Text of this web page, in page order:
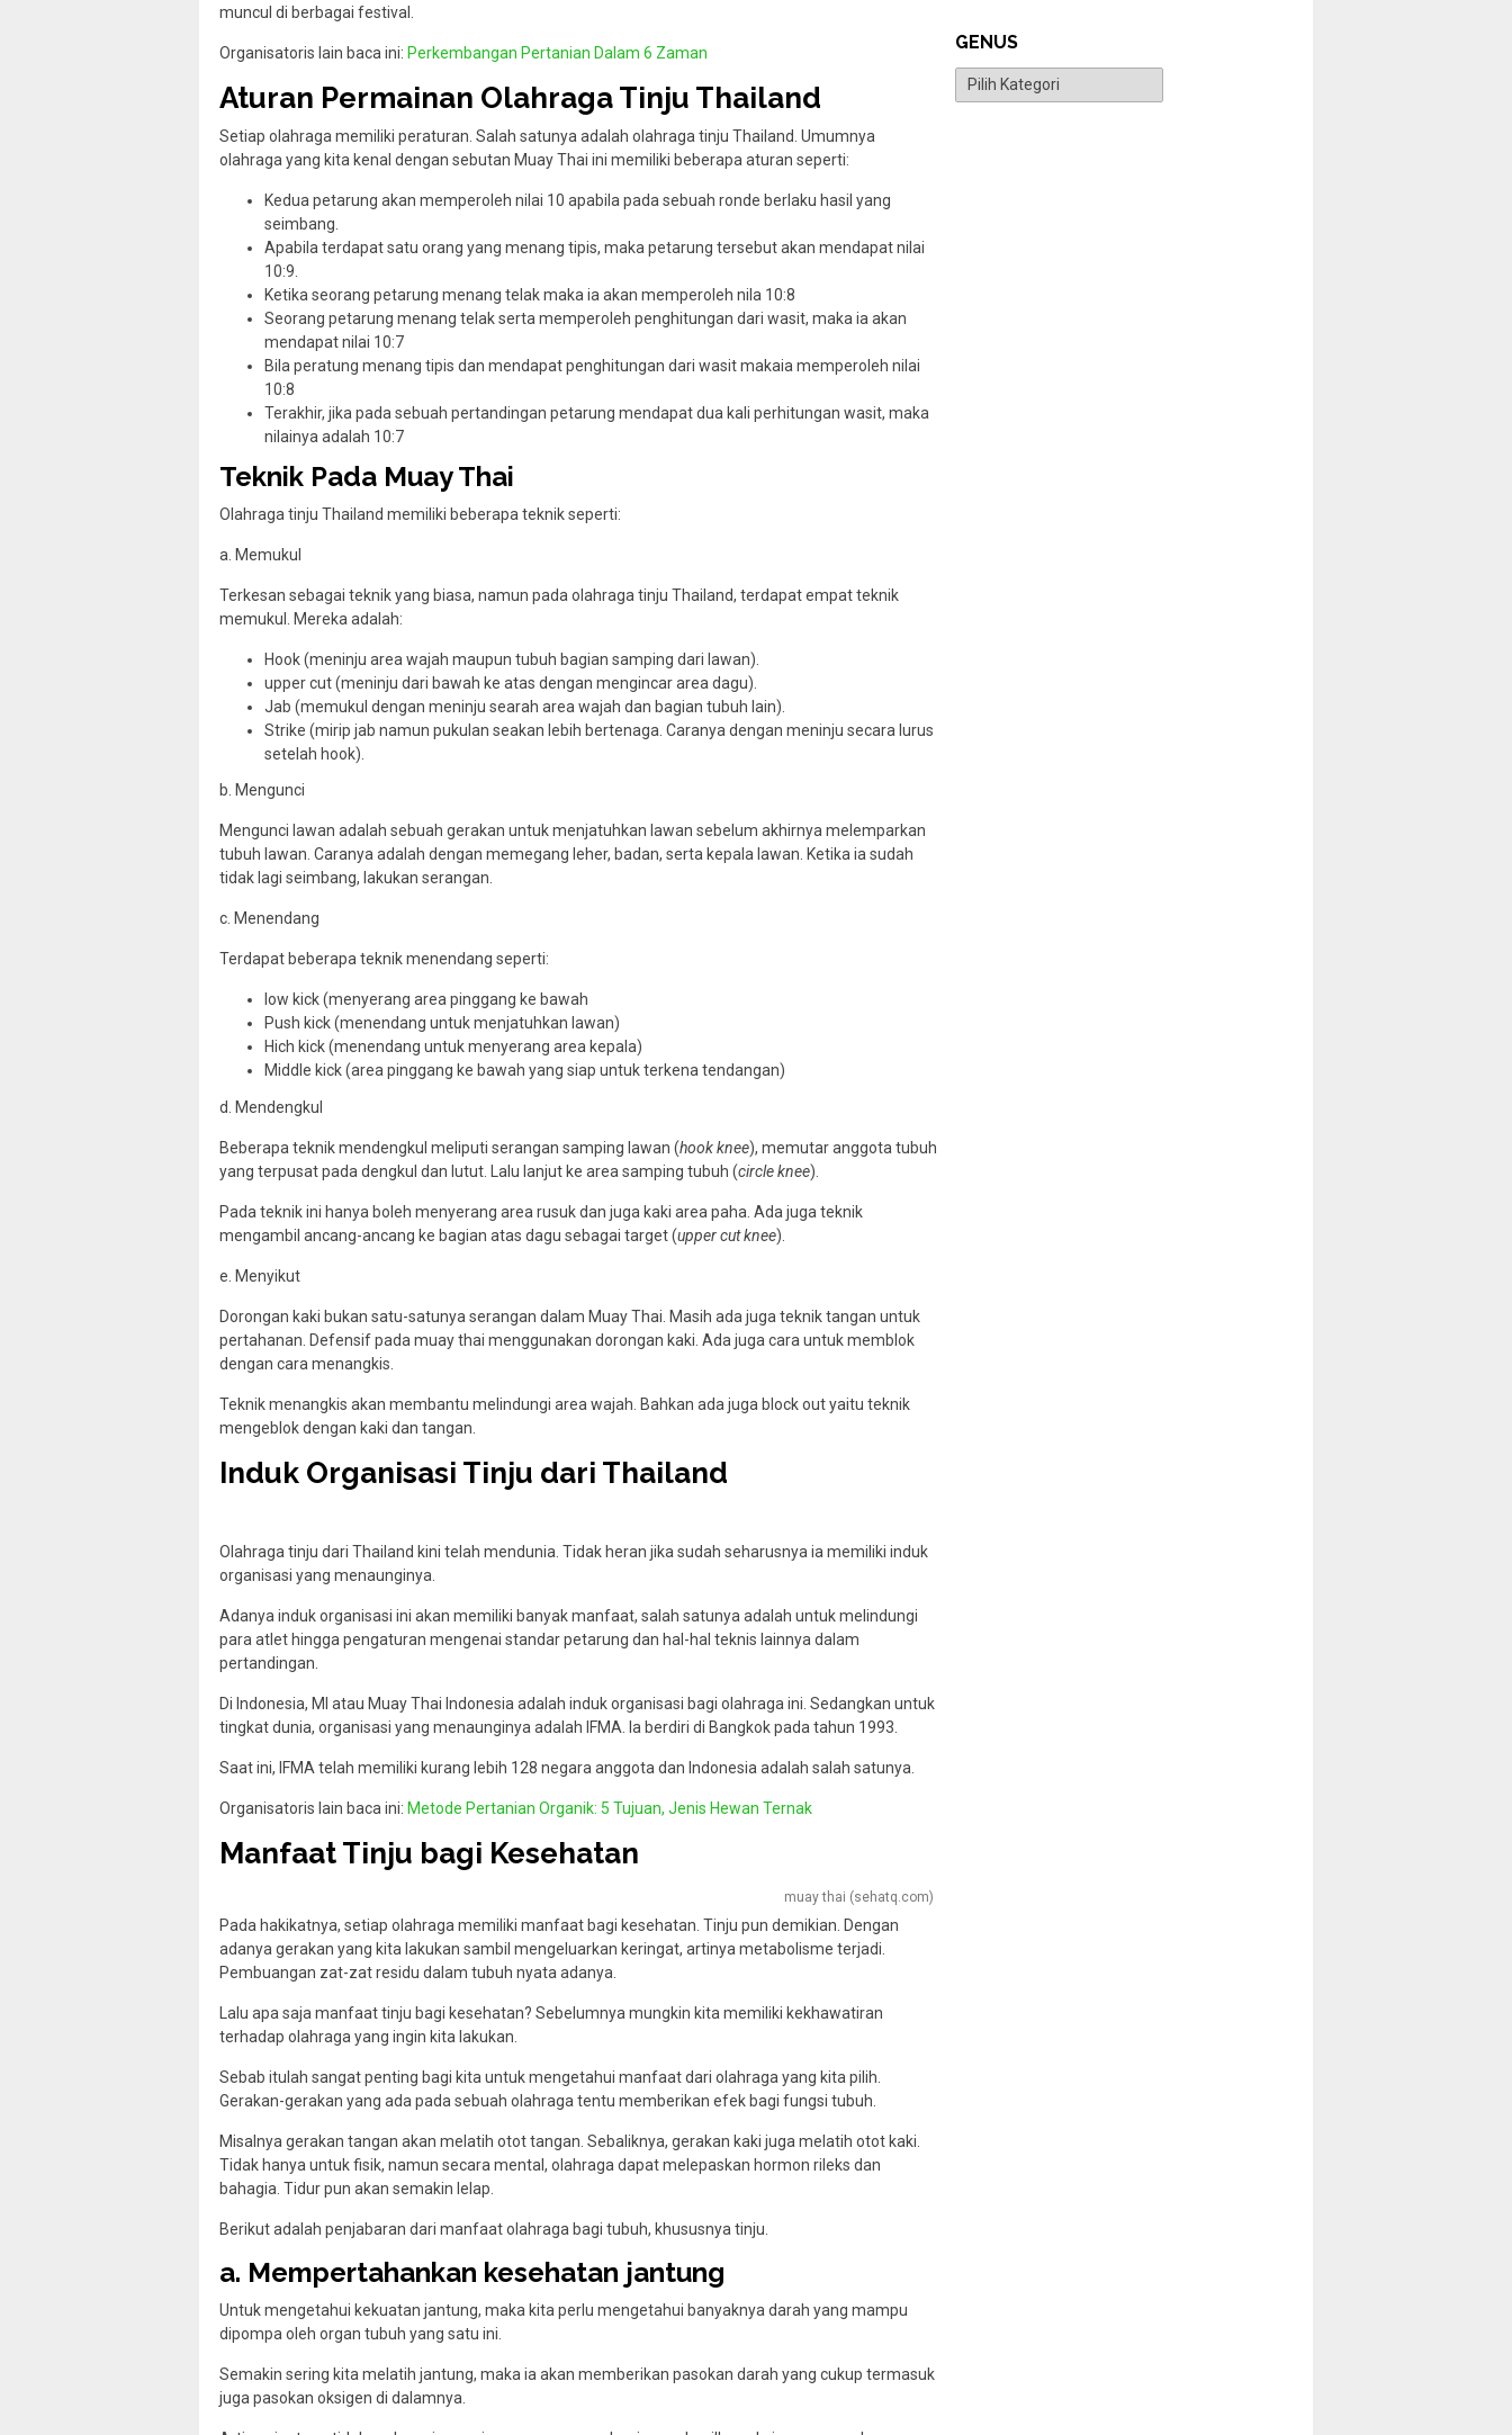
muncul di berbagai festival.
Organisatoris lain baca ini: Perkembangan Pertanian Dalam 6 Zaman
Aturan Permainan Olahraga Tinju Thailand
Setiap olahraga memiliki peraturan. Salah satunya adalah olahraga tinju Thailand. Umumnya
olahraga yang kita kenal dengan sebutan Muay Thai ini memiliki beberapa aturan seperti:
Kedua petarung akan memperoleh nilai 10 apabila pada sebuah ronde berlaku hasil yang
seimbang.
Apabila terdapat satu orang yang menang tipis, maka petarung tersebut akan mendapat nilai
10:9.
Ketika seorang petarung menang telak maka ia akan memperoleh nila 10:8
Seorang petarung menang telak serta memperoleh penghitungan dari wasit, maka ia akan
mendapat nilai 10:7
Bila peratung menang tipis dan mendapat penghitungan dari wasit makaia memperoleh nilai
10:8
Terakhir, jika pada sebuah pertandingan petarung mendapat dua kali perhitungan wasit, maka
nilainya adalah 10:7
Teknik Pada Muay Thai
Olahraga tinju Thailand memiliki beberapa teknik seperti:
a. Memukul
Terkesan sebagai teknik yang biasa, namun pada olahraga tinju Thailand, terdapat empat teknik
memukul. Mereka adalah:
Hook (meninju area wajah maupun tubuh bagian samping dari lawan).
upper cut (meninju dari bawah ke atas dengan mengincar area dagu).
Jab (memukul dengan meninju searah area wajah dan bagian tubuh lain).
Strike (mirip jab namun pukulan seakan lebih bertenaga. Caranya dengan meninju secara lurus
setelah hook).
b. Mengunci
Mengunci lawan adalah sebuah gerakan untuk menjatuhkan lawan sebelum akhirnya melemparkan
tubuh lawan. Caranya adalah dengan memegang leher, badan, serta kepala lawan. Ketika ia sudah
tidak lagi seimbang, lakukan serangan.
c. Menendang
Terdapat beberapa teknik menendang seperti:
low kick (menyerang area pinggang ke bawah
Push kick (menendang untuk menjatuhkan lawan)
Hich kick (menendang untuk menyerang area kepala)
Middle kick (area pinggang ke bawah yang siap untuk terkena tendangan)
d. Mendengkul
Beberapa teknik mendengkul meliputi serangan samping lawan (hook knee), memutar anggota tubuh
yang terpusat pada dengkul dan lutut. Lalu lanjut ke area samping tubuh (circle knee).
Pada teknik ini hanya boleh menyerang area rusuk dan juga kaki area paha. Ada juga teknik
mengambil ancang-ancang ke bagian atas dagu sebagai target (upper cut knee).
e. Menyikut
Dorongan kaki bukan satu-satunya serangan dalam Muay Thai. Masih ada juga teknik tangan untuk
pertahanan. Defensif pada muay thai menggunakan dorongan kaki. Ada juga cara untuk memblok
dengan cara menangkis.
Teknik menangkis akan membantu melindungi area wajah. Bahkan ada juga block out yaitu teknik
mengeblok dengan kaki dan tangan.
Induk Organisasi Tinju dari Thailand
Olahraga tinju dari Thailand kini telah mendunia. Tidak heran jika sudah seharusnya ia memiliki induk
organisasi yang menaunginya.
Adanya induk organisasi ini akan memiliki banyak manfaat, salah satunya adalah untuk melindungi
para atlet hingga pengaturan mengenai standar petarung dan hal-hal teknis lainnya dalam
pertandingan.
Di Indonesia, MI atau Muay Thai Indonesia adalah induk organisasi bagi olahraga ini. Sedangkan untuk
tingkat dunia, organisasi yang menaunginya adalah IFMA. Ia berdiri di Bangkok pada tahun 1993.
Saat ini, IFMA telah memiliki kurang lebih 128 negara anggota dan Indonesia adalah salah satunya.
Organisatoris lain baca ini: Metode Pertanian Organik: 5 Tujuan, Jenis Hewan Ternak
Manfaat Tinju bagi Kesehatan
muay thai (sehatq.com)
Pada hakikatnya, setiap olahraga memiliki manfaat bagi kesehatan. Tinju pun demikian. Dengan
adanya gerakan yang kita lakukan sambil mengeluarkan keringat, artinya metabolisme terjadi.
Pembuangan zat-zat residu dalam tubuh nyata adanya.
Lalu apa saja manfaat tinju bagi kesehatan? Sebelumnya mungkin kita memiliki kekhawatiran
terhadap olahraga yang ingin kita lakukan.
Sebab itulah sangat penting bagi kita untuk mengetahui manfaat dari olahraga yang kita pilih.
Gerakan-gerakan yang ada pada sebuah olahraga tentu memberikan efek bagi fungsi tubuh.
Misalnya gerakan tangan akan melatih otot tangan. Sebaliknya, gerakan kaki juga melatih otot kaki.
Tidak hanya untuk fisik, namun secara mental, olahraga dapat melepaskan hormon rileks dan
bahagia. Tidur pun akan semakin lelap.
Berikut adalah penjabaran dari manfaat olahraga bagi tubuh, khususnya tinju.
a. Mempertahankan kesehatan jantung
Untuk mengetahui kekuatan jantung, maka kita perlu mengetahui banyaknya darah yang mampu
dipompa oleh organ tubuh yang satu ini.
Semakin sering kita melatih jantung, maka ia akan memberikan pasokan darah yang cukup termasuk
juga pasokan oksigen di dalamnya.
GENUS
Genus